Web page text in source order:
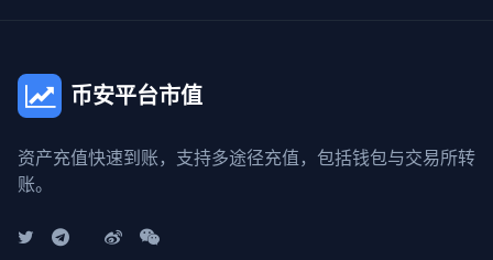
币安平台市值
资产充值快速到账，支持多途径充值，包括钱包与交易所转
账。